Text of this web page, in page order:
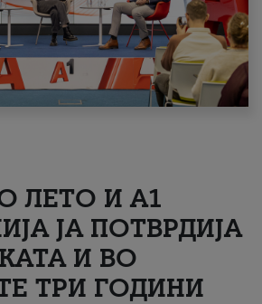
ЛЕТО И A1
ЈА ПОТВРДИЈА
И ВО
ТРИ ГОДИНИ